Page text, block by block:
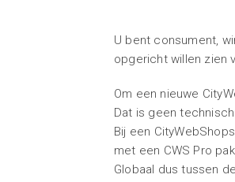
U bent consument,
opgericht willen zien
Om een nieuwe
Dat is geen
Bij een
met een CWS Pro
Globaal dus tussen